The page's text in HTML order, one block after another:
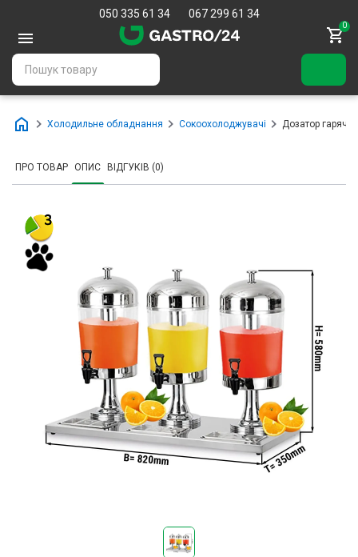
050 335 61 34 067 299 61 34
0
Холодильне обладнання Сокоохолоджувачі Дозатор
ПРО ТОВАР ОПИС ВІДГУКІВ (0)